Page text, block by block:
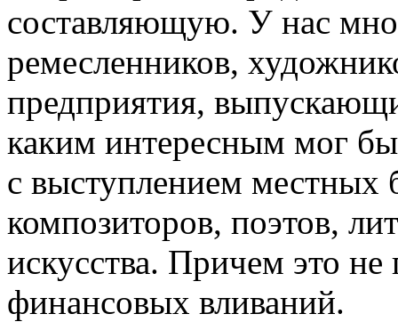
составляющую. У нас
ремесленников,
предприятия,
каким интересным мог
с выступлением местных
композиторов, поэтов,
искусства. Причем это не
финансовых вливаний.